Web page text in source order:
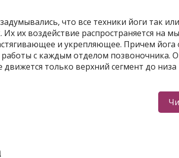
что все техники йоги так
их воздействие распространяется на
и укрепляющее. Причем йога
с каждым отделом позвоночника.
движется только верхний сегмент до